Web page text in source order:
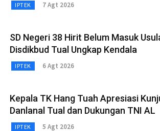
IPTEK 7 Agt 2026
SD Negeri 38 Hirit Belum Masuk
Disdikbud Tual Ungkap Kendala
IPTEK 6 Agt 2026
Kepala TK Hang Tuah Apresiasi
Danlanal Tual dan Dukungan TNI AL
IPTEK 5 Agt 2026